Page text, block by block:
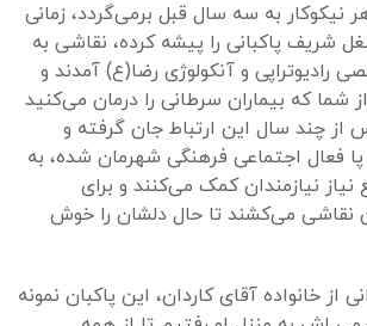
نیکوکار به سه سال قبل برمی‌گردد، زمانی
شریف پاکبانی را پیشه کرده، نقاشی به
و آنکولوژی رضا(ع) آمدند و
شما که بیماران سرطانی را درمان می‌کنید
از چند سال این ارتباط جان گرفته و
پا فعال اجتماعی فرهنگی شهرمان شده، به
نیاز نیازمندان کمک می‌کنند و برای
نقاشی می‌کشند تا حال دلشان را خوش
از خانواده آقای کاردان، این پاکبان نمونه